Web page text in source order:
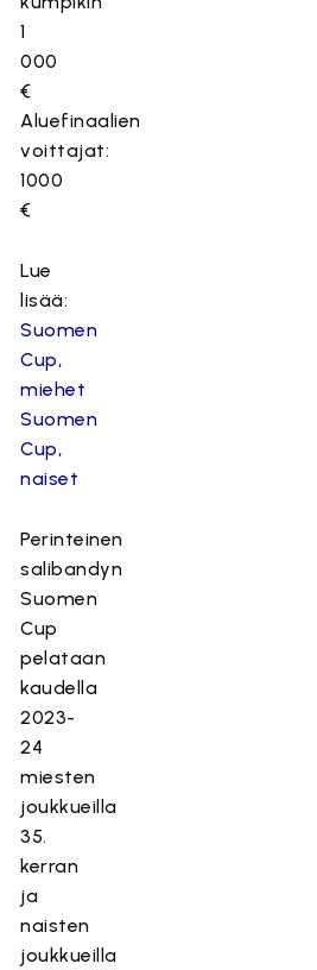
1
000
€
Aluefinaalien
voittajat:
1000
€
Lue
lisää:
Suomen
Cup,
miehet
Suomen
Cup,
naiset
Perinteinen
salibandyn
Suomen
Cup
pelataan
kaudella
2023-
24
miesten
joukkueilla
35.
kerran
ja
naisten
joukkueilla